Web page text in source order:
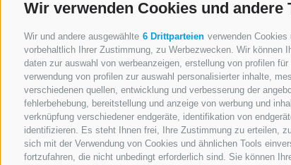
Wir verwenden Cookies und andere
Wir und andere ausgewählte 6 Drittparteien verwenden
vorbehaltlich Ihrer Zustimmung, zu Werbezwecken. Wir können
daten zur auswahl von werbeanzeigen, erstellung von profilen
verwendung von profilen zur auswahl personalisierter inhalte,
verschiedenen quellen, entwicklung und verbesserung der
fehlerbehebung, bereitstellung und anzeige von werbung und
verknüpfung verschiedener endgeräte, identifikation von
identifizieren. Es steht Ihnen frei, Ihre Zustimmung zu erteilen,
sich mit der Verwendung von Cookies und ähnlichen Tools
fortzufahren, die nicht unbedingt erforderlich sind. Sie können
Ski- &
Rosskopf
Neue Bergbahn
Winter
Skifahren
Rodeln
Skihütten
Sommer
Wandern &
Touren
Hütten &